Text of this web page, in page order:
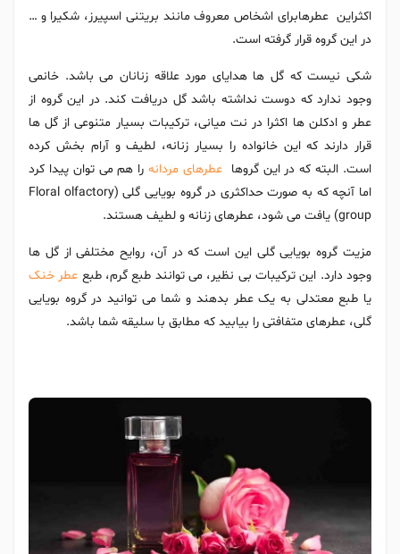
اکثراین عطرهابرای اشخاص معروف مانند بریتنی اسپیرز، شکیرا و …
در این گروه قرار گرفته است.
شکی نیست که گل ها هدایای مورد علاقه زنانان می باشد. خانمی
وجود ندارد که دوست نداشته باشد گل دریافت کند. در این گروه از
عطر و ادکلن ها اکثرا در نت میانی، ترکیبات بسیار متنوعی از گل ها
قرار دارند که این خانواده را بسیار زنانه، لطیف و آرام بخش کرده
است. البته که در این گروها عطرهای مردانهرا هم می توان پیدا کرد
اما آنچه که به صورت حداکثری در گروه بویایی گلی (Floral olfactory
group) یافت می شود، عطرهای زنانه و لطیف هستند.
مزیت گروه بویایی گلی این است که در آن، روایح مختلفی از گل ها
وجود دارد. این ترکیبات بی نظیر، می توانند طبع گرم، طبع عطر خنک
یا طبع معتدلی به یک عطر بدهند و شما می توانید در گروه بویایی
گلی، عطرهای متفافتی را بیابید که مطابق با سلیقه شما باشد.